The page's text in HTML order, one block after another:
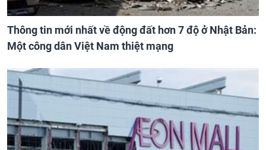
Thông tin mới nhất về động đất hơn 7 độ ở Nhật Bản:
Một công dân Việt Nam thiệt mạng